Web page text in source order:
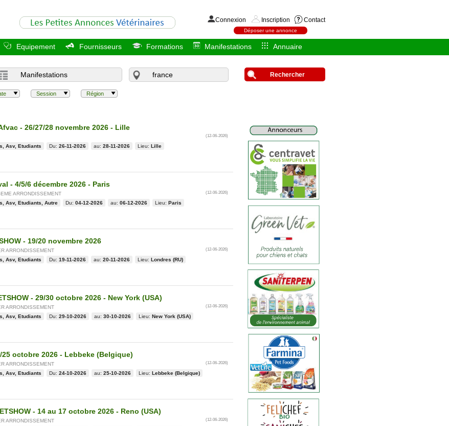
Déposer une annonce
Connexion Inscription Contact
Equipement Fournisseurs Formations Manifestations Annuaire
Session Région
Rechercher
- 26/27/28 novembre 2026 - Lille
(12-06-2026)
Asv, Etudiants Du: 26-11-2026 au: 28-11-2026 Lieu: Lille
- 4/5/6 décembre 2026 - Paris
ARRONDISSEMENT (12-06-2026)
Asv, Etudiants, Autre Du: 04-12-2026 au: 06-12-2026 Lieu: Paris
- 19/20 novembre 2026
ARRONDISSEMENT (12-06-2026)
Asv, Etudiants Du: 19-11-2026 au: 20-11-2026 Lieu: Londres (RU)
- 29/30 octobre 2026 - New York (USA)
ARRONDISSEMENT (12-06-2026)
Asv, Etudiants Du: 29-10-2026 au: 30-10-2026 Lieu: New York (USA)
25 octobre 2026 - Lebbeke (Belgique)
ARRONDISSEMENT (12-06-2026)
Asv, Etudiants Du: 24-10-2026 au: 25-10-2026 Lieu: Lebbeke (Belgique)
- 14 au 17 octobre 2026 - Reno (USA)
ARRONDISSEMENT (12-06-2026)